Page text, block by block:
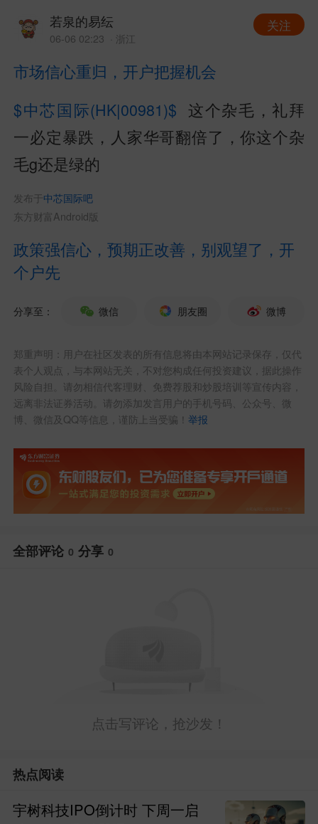
若泉的易纭
06-06 02:23 · 浙江
关注
市场信心重归，开户把握机会
$中芯国际(HK|00981)$ 这个杂毛，礼拜
一必定暴跌，人家华哥翻倍了，你这个杂
毛g还是绿的
发布于 中芯国际吧
东方财富Android版
政策强信心，预期正改善，别观望了，开
个户先
分享至： 微信 朋友圈 微博
郑重声明：用户在社区发表的所有信息将由本网站记录保存，仅代
表个人观点，与本网站无关，不对您构成任何投资建议，据此操作
风险自担。请勿相信代客理财、免费荐股和炒股培训等宣传内容，
远离非法证券活动。请勿添加发言用户的手机号码、公众号、微
博、微信及QQ等信息，谨防上当受骗！举报
全部评论 0 分享 0
点击写评论，抢沙发！
热点阅读
宇树科技IPO倒计时 下周一启